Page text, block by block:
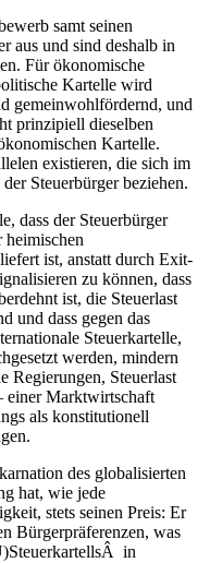
samt seinen
aus und sind deshalb in
Für ökonomische
Kartelle wird
gemeinwohlfördernd, und
prinzipiell dieselben
Kartelle.
existieren, die sich im
Steuerbürger beziehen.
dass der Steuerbürger
heimischen
ist, anstatt durch Exit-
zu können, dass
ist, die Steuerlast
und dass gegen das
Steuerkartelle,
werden, mindern
Regierungen, Steuerlast
einer Marktwirtschaft
als konstitutionell
des globalisierten
hat, wie jede
stets seinen Preis: Er
Bürgerpräferenzen, was
in